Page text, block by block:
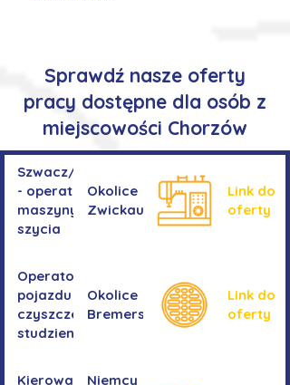
Sprawdź nasze oferty
pracy dostępne dla osób z
miejscowości Chorzów
Szwacz/Szwaczka
- operator
maszyny do
szycia
Okolice
Zwickau
Link do
oferty
Operator/operatorka
pojazdu do
czyszczenia
studzienek
Okolice
Bremershaven
Link do
oferty
KierowanieNiemcy